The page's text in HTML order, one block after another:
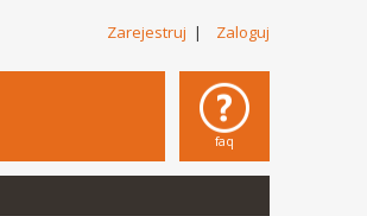
Zarejestruj | Zaloguj
faq